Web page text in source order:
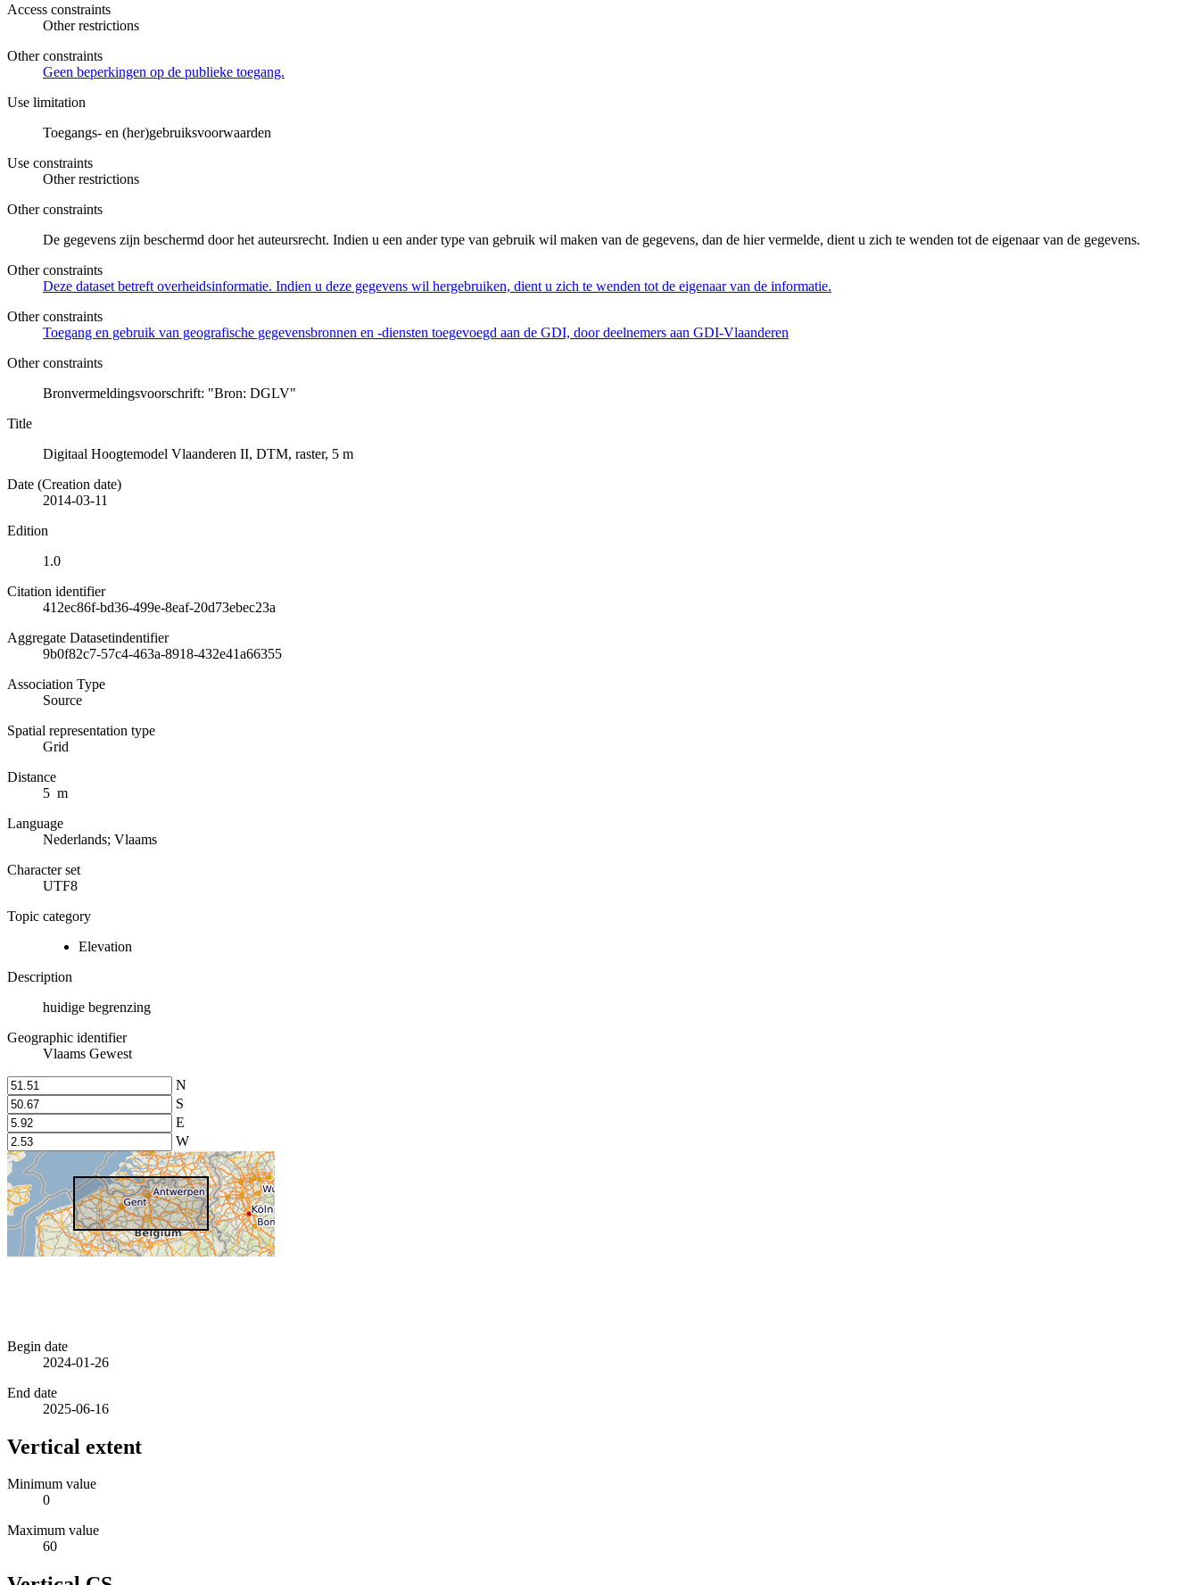
Access constraints
Other restrictions
Other constraints
Geen beperkingen op de publieke toegang.
Use limitation
Toegangs- en (her)gebruiksvoorwaarden
Use constraints
Other restrictions
Other constraints
De gegevens zijn beschermd door het auteursrecht. Indien u een ander type van gebruik wil maken van de gegevens, dan de hier vermelde, dient u zich te wenden tot de eigenaar van de gegevens.
Other constraints
Deze dataset betreft overheidsinformatie. Indien u deze gegevens wil hergebruiken, dient u zich te wenden tot de eigenaar van de informatie.
Other constraints
Toegang en gebruik van geografische gegevensbronnen en -diensten toegevoegd aan de GDI, door deelnemers aan GDI-Vlaanderen
Other constraints
Bronvermeldingsvoorschrift: "Bron: DGLV"
Title
Digitaal Hoogtemodel Vlaanderen II, DTM, raster, 5 m
Date (Creation date)
2014-03-11
Edition
1.0
Citation identifier
412ec86f-bd36-499e-8eaf-20d73ebec23a
Aggregate Datasetindentifier
9b0f82c7-57c4-463a-8918-432e41a66355
Association Type
Source
Spatial representation type
Grid
Distance
5 m
Language
Nederlands; Vlaams
Character set
UTF8
Topic category
Elevation
Description
huidige begrenzing
Geographic identifier
Vlaams Gewest
N
S
E
W
Begin date
2024-01-26
End date
2025-06-16
Vertical extent
Minimum value
0
Maximum value
60